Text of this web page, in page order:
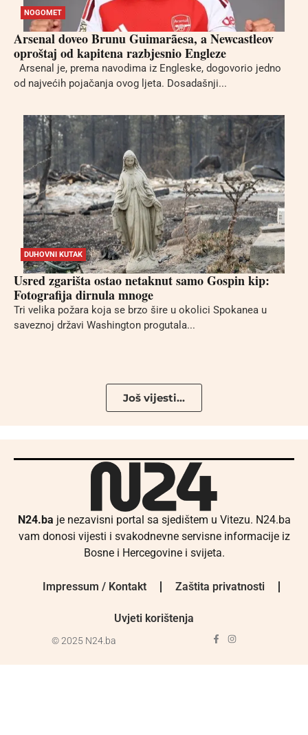
NOGOMET
Arsenal doveo Brunu Guimarãesa, a Newcastleov
oproštaj od kapitena razbjesnio Engleze
Arsenal je, prema navodima iz Engleske, dogovorio jedno
od najvećih pojačanja ovog ljeta. Dosadašnji...
DUHOVNI KUTAK
Usred zgarišta ostao netaknut samo Gospin kip:
Fotografija dirnula mnoge
Tri velika požara koja se brzo šire u okolici Spokanea u
saveznoj državi Washington progutala...
Još vijesti...
N24.ba je nezavisni portal sa sjedištem u Vitezu. N24.ba
vam donosi vijesti i svakodnevne servisne informacije iz
Bosne i Hercegovine i svijeta.
Impressum / Kontakt Zaštita privatnosti
Uvjeti korištenja
© 2025 N24.ba